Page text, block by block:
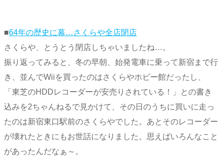
■64年の歴史に幕…さくらや全店閉店
さくらや、とうとう閉店しちゃいましたね…。
振り返ってみると、冬の早朝、始発電車に乗って新宿まで行
き、並んでWiiを買ったのはさくらやホビー館だったし、
「東芝のHDDレコーダーが安売りされている！」との書き
込みを2ちゃんねるで見かけて、その日のうちに買いに走っ
たのは新宿東口駅前のさくらやでした。あとそのレコーダー
が壊れたときにもお世話になりました。思えばいろんなこと
があったんだなぁ～。